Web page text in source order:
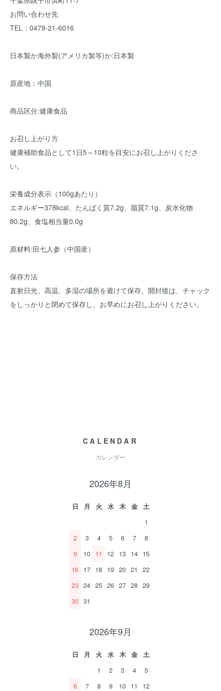
お問い合わせ先
TEL：0479-21-6016
日本製か海外製(アメリカ製等)か:日本製
原産地：中国
商品区分:健康食品
お召し上がり方
健康補助食品として1日5～10粒を目安にお召し上がりくださ
い。
栄養成分表示（100gあたり）
エネルギー378kcal、たんぱく質7.2g、脂質7.1g、炭水化物
80.2g、食塩相当量0.0g
原材料:田七人参（中国産）
保存方法
直射日光、高温、多湿の場所を避けて保存。開封後は、チャック
をしっかりと閉めて保存し、お早めにお召し上がりください。
CALENDAR
カレンダー
2026年8月
日 月 火 水 木 金
土
1
2
3 4 5 6 7
8
9
10 11 12 13 14 15
16 17 18 19 20 21
22
23 24 25 26 27 28 29
30 31
2026年9月
日 月 火 水 木 金
土
1
2 3 4
5
6
7 8 9 10 11
12